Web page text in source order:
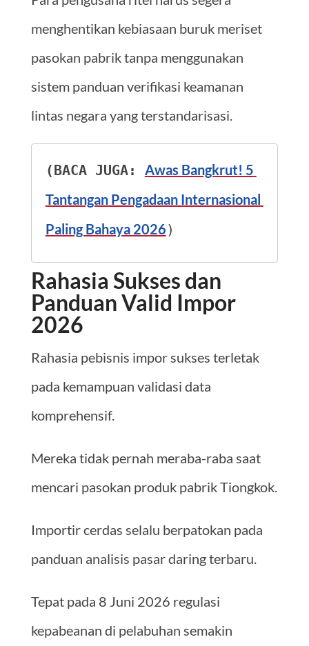
menghentikan kebiasaan buruk meriset
pasokan pabrik tanpa menggunakan
sistem panduan verifikasi keamanan
lintas negara yang terstandarisasi.
(BACA JUGA: Awas Bangkrut! 5
Tantangan Pengadaan Internasional
Paling Bahaya 2026)
Rahasia Sukses dan
Panduan Valid Impor
2026
Rahasia pebisnis impor sukses terletak
pada kemampuan validasi data
komprehensif.
Mereka tidak pernah meraba-raba saat
mencari pasokan produk pabrik Tiongkok.
Importir cerdas selalu berpatokan pada
panduan analisis pasar daring terbaru.
Tepat pada 8 Juni 2026 regulasi
kepabeanan di pelabuhan semakin